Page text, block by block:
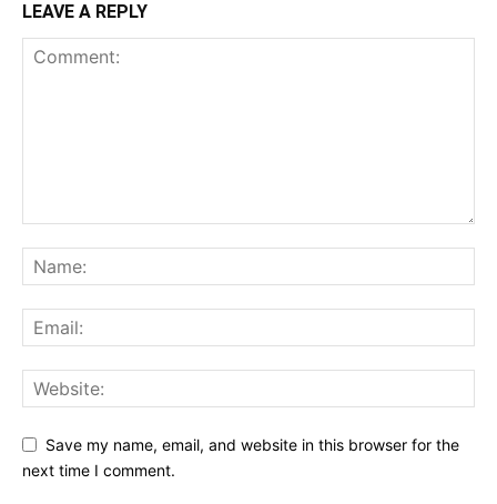
LEAVE A REPLY
Save my name, email, and website in this browser for the
next time I comment.